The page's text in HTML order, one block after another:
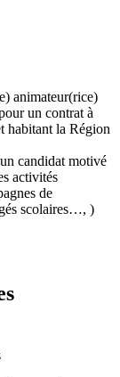
animateur(rice)
un contrat à
habitant la Région
candidat motivé
activités
de
scolaires…, )